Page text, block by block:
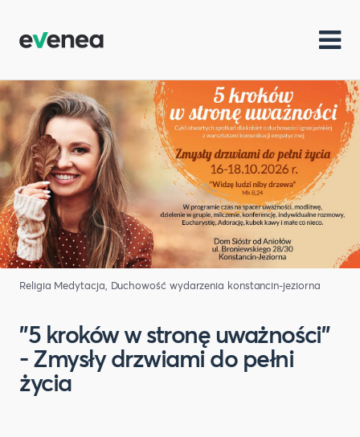
Religia Medytacja, Duchowość wydarzenia konstancin-jeziorna
"5 kroków w stronę uważności"
- Zmysły drzwiami do pełni
życia